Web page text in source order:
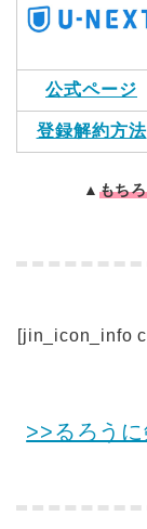
公式ページ
登録解約方法
▲ もち
[jin_icon_info
>>るろう